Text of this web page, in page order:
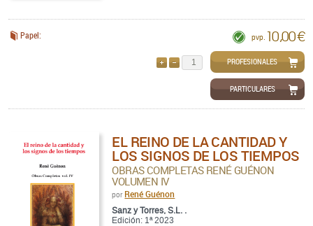
Papel: pvp. 10,00 €
QUITARPROFESIONALES
PARTICULARES
EL REINO DE LA CANTIDAD Y
LOS SIGNOS DE LOS TIEMPOS
OBRAS COMPLETAS RENÉ GUÉNON
VOLUMEN IV
por René Guénon
Sanz y Torres, S.L. .
Edición: 1ª 2023